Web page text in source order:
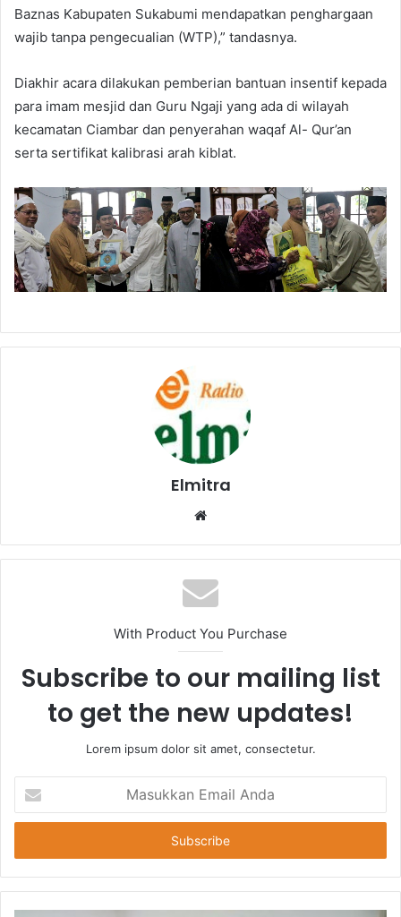
Baznas Kabupaten Sukabumi mendapatkan penghargaan
wajib tanpa pengecualian (WTP),” tandasnya.
Diakhir acara dilakukan pemberian bantuan insentif kepada
para imam mesjid dan Guru Ngaji yang ada di wilayah
kecamatan Ciambar dan penyerahan waqaf Al- Qur’an
serta sertifikat kalibrasi arah kiblat.
Elmitra
Website
With Product You Purchase
Subscribe to our mailing list
to get the new updates!
Lorem ipsum dolor sit amet, consectetur.
Email
Anda